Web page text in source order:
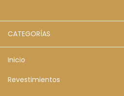
CATEGORÍAS
Inicio
Revestimientos